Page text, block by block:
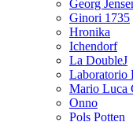
Georg
Ginori 1735
Hronika
Ichendorf
La DoubleJ
Laboratorio
Mario Luca
Onno
Pols Potten